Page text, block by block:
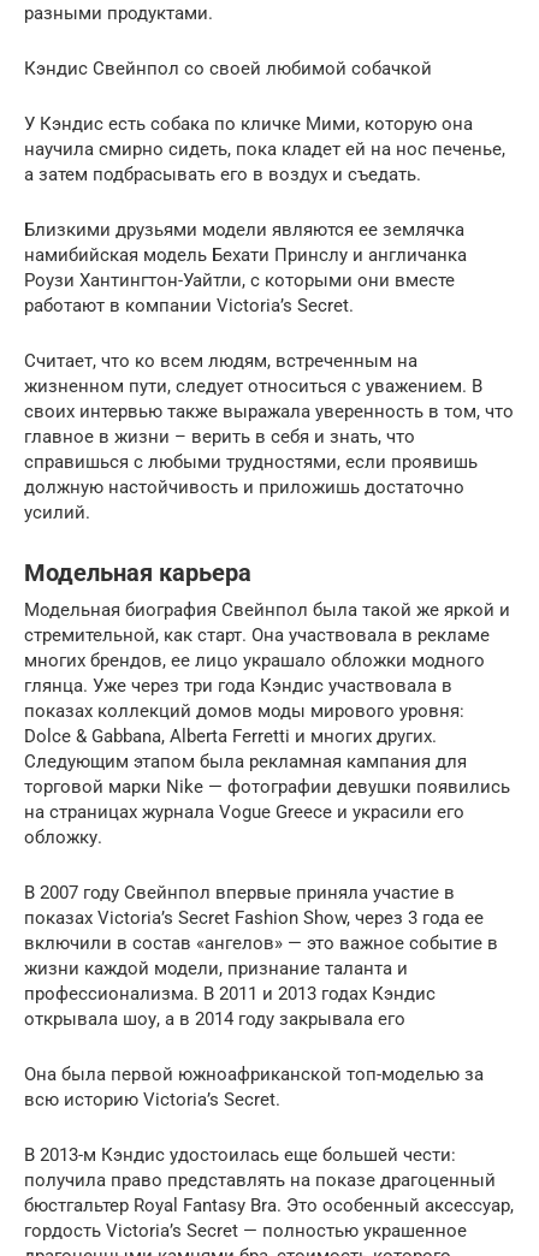
разными продуктами.
Кэндис Свейнпол со своей любимой собачкой
У Кэндис есть собака по кличке Мими, которую она
научила смирно сидеть, пока кладет ей на нос печенье,
а затем подбрасывать его в воздух и съедать.
Близкими друзьями модели являются ее землячка
намибийская модель Бехати Принслу и англичанка
Роузи Хантингтон-Уайтли, с которыми они вместе
работают в компании Victoria’s Secret.
Считает, что ко всем людям, встреченным на
жизненном пути, следует относиться с уважением. В
своих интервью также выражала уверенность в том, что
главное в жизни – верить в себя и знать, что
справишься с любыми трудностями, если проявишь
должную настойчивость и приложишь достаточно
усилий.
Модельная карьера
Модельная биография Свейнпол была такой же яркой и
стремительной, как старт. Она участвовала в рекламе
многих брендов, ее лицо украшало обложки модного
глянца. Уже через три года Кэндис участвовала в
показах коллекций домов моды мирового уровня:
Dolce & Gabbana, Alberta Ferretti и многих других.
Следующим этапом была рекламная кампания для
торговой марки Nike — фотографии девушки появились
на страницах журнала Vogue Greece и украсили его
обложку.
В 2007 году Свейнпол впервые приняла участие в
показах Victoria’s Secret Fashion Show, через 3 года ее
включили в состав «ангелов» — это важное событие в
жизни каждой модели, признание таланта и
профессионализма. В 2011 и 2013 годах Кэндис
открывала шоу, а в 2014 году закрывала его
Она была первой южноафриканской топ-моделью за
всю историю Victoria’s Secret.
В 2013-м Кэндис удостоилась еще большей чести:
получила право представлять на показе драгоценный
бюстгальтер Royal Fantasy Bra. Это особенный аксессуар,
гордость Victoria’s Secret — полностью украшенное